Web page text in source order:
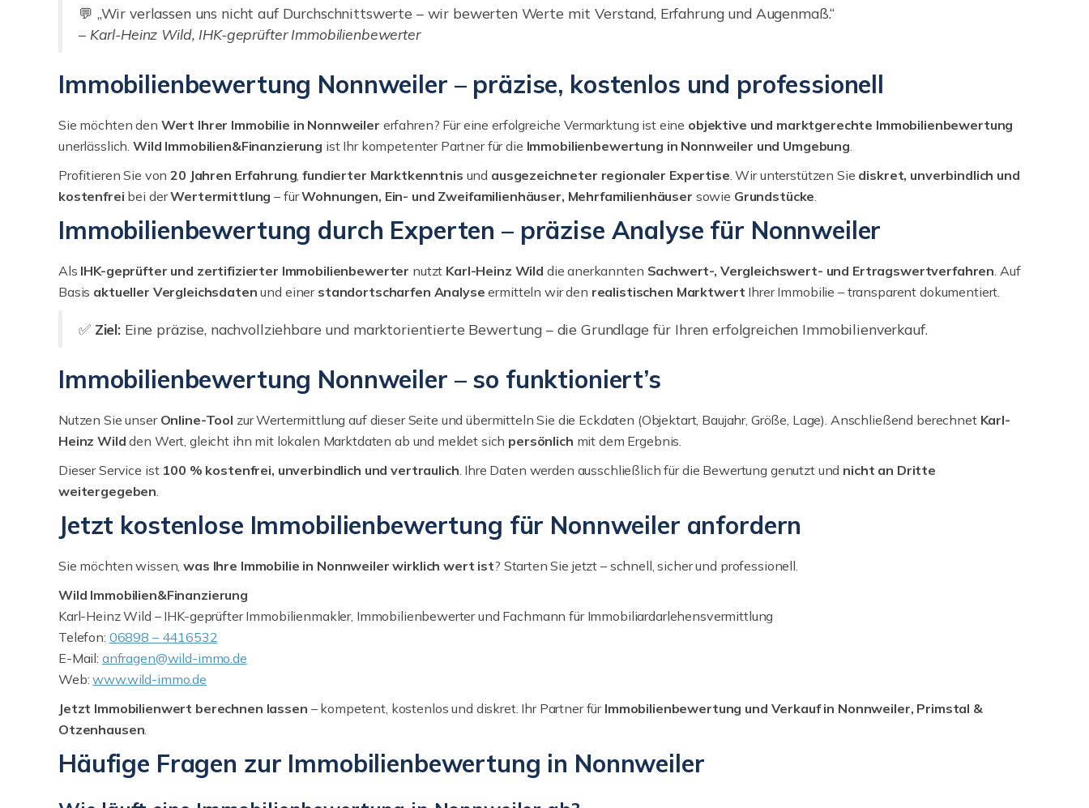
💬 „Wir verlassen uns nicht auf Durchschnittswerte – wir bewerten Werte mit Verstand, Erfahrung und Augenmaß.“
– Karl-Heinz Wild, IHK-geprüfter Immobilienbewerter
Immobilienbewertung Nonnweiler – präzise, kostenlos und professionell
Sie möchten den Wert Ihrer Immobilie in Nonnweiler erfahren? Für eine erfolgreiche Vermarktung ist eine objektive und marktgerechte Immobilienbewertung
unerlässlich. Wild Immobilien&Finanzierung ist Ihr kompetenter Partner für die Immobilienbewertung in Nonnweiler und Umgebung
Profitieren Sie von20 Jahren Erfahrung ,fundierter Marktkenntnis und ausgezeichneter regionaler Expertise . Wir unterstützen Sie diskret, unverbindlich und
kostenfrei bei derWertermittlung – fürWohnungen, Ein- und Zweifamilienhäuser, Mehrfamilienhäuser sowie Grundstücke
Immobilienbewertung durch Experten – präzise Analyse für Nonnweiler
Als IHK-geprüfter und zertifizierter Immobilienbewerter nutzt Karl-Heinz Wild die anerkannten Sachwert-, Vergleichswert- und Ertragswertverfahren . Auf
Basis aktueller Vergleichsdaten und einer standortscharfen Analyse ermitteln wir den realistischen Marktwert Ihrer Immobilie – transparent dokumentiert.
✅ Ziel: Eine präzise, nachvollziehbare und marktorientierte Bewertung – die Grundlage für Ihren erfolgreichen Immobilienverkauf.
Immobilienbewertung Nonnweiler – so funktioniert’s
Nutzen Sie unser Online-Tool zur Wertermittlung auf dieser Seite und übermitteln Sie die Eckdaten (Objektart, Baujahr, Größe, Lage). Anschließend berechnet Karl-
Heinz Wild den Wert, gleicht ihn mit lokalen Marktdaten ab und meldet sich persönlich mit dem Ergebnis.
Dieser Service ist 100 % kostenfrei, unverbindlich und vertraulich . Ihre Daten werden ausschließlich für die Bewertung genutzt und nicht an Dritte
weitergegeben
Jetzt kostenlose Immobilienbewertung für Nonnweiler anfordern
Sie möchten wissen,was Ihre Immobilie in Nonnweiler wirklich wert ist? Starten Sie jetzt – schnell, sicher und professionell.
Wild Immobilien&Finanzierung
Karl-Heinz Wild – IHK-geprüfter Immobilienmakler, Immobilienbewerter und Fachmann für Immobiliar­darlehensvermittlung
Telefon: 06898 – 4416532
E-Mail: anfragen@wild-immo.de
Web:www.wild-immo.de
Jetzt Immobilienwert berechnen lassen – kompetent, kostenlos und diskret. Ihr Partner für Immobilienbewertung und Verkauf in Nonnweiler, Primstal &
Otzenhausen
Häufige Fragen zur Immobilienbewertung in Nonnweiler